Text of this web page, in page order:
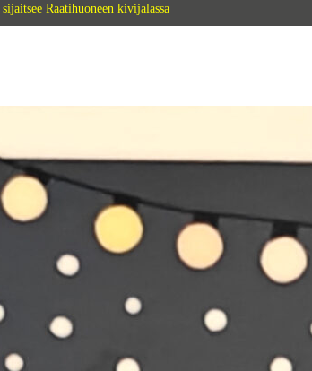
sijaitsee Raatihuoneen kivijalassa